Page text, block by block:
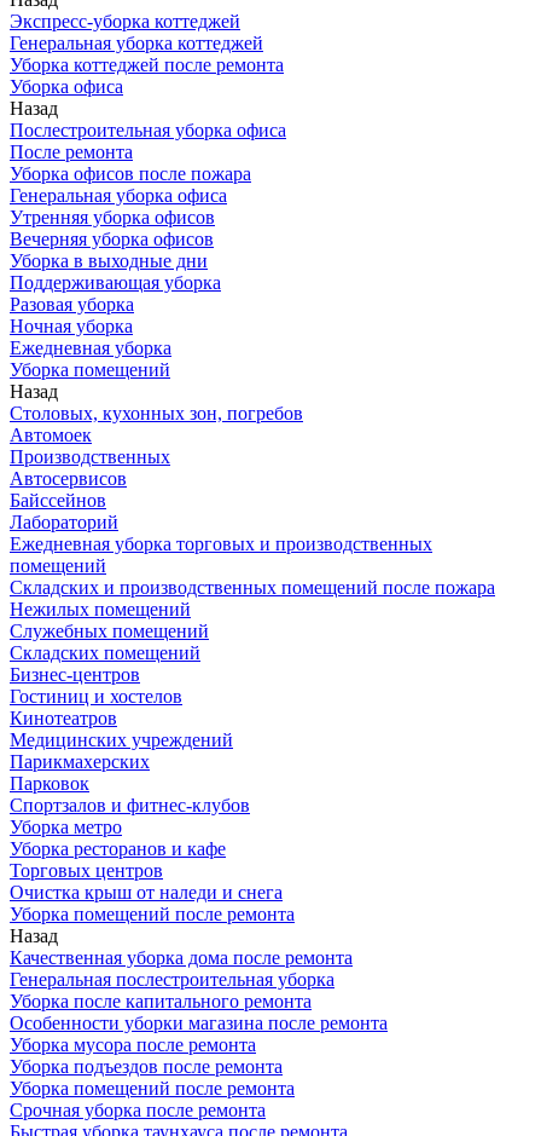
Экспресс-уборка коттеджей
Генеральная уборка коттеджей
Уборка коттеджей после ремонта
Уборка офиса
Назад
Послестроительная уборка офиса
После ремонта
Уборка офисов после пожара
Генеральная уборка офиса
Утренняя уборка офисов
Вечерняя уборка офисов
Уборка в выходные дни
Поддерживающая уборка
Разовая уборка
Ночная уборка
Ежедневная уборка
Уборка помещений
Назад
Столовых, кухонных зон, погребов
Автомоек
Производственных
Автосервисов
Байссейнов
Лабораторий
Ежедневная уборка торговых и производственных
помещений
Складских и производственных помещений после пожара
Нежилых помещений
Служебных помещений
Складских помещений
Бизнес-центров
Гостиниц и хостелов
Кинотеатров
Медицинских учреждений
Парикмахерских
Парковок
Спортзалов и фитнес-клубов
Уборка метро
Уборка ресторанов и кафе
Торговых центров
Очистка крыш от наледи и снега
Уборка помещений после ремонта
Назад
Качественная уборка дома после ремонта
Генеральная послестроительная уборка
Уборка после капитального ремонта
Особенности уборки магазина после ремонта
Уборка мусора после ремонта
Уборка подъездов после ремонта
Уборка помещений после ремонта
Срочная уборка после ремонта
Быстрая уборка таунхауса после ремонта